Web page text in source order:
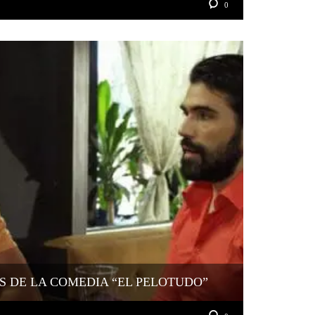
0
DE LA COMEDIA “EL PELOTUDO”